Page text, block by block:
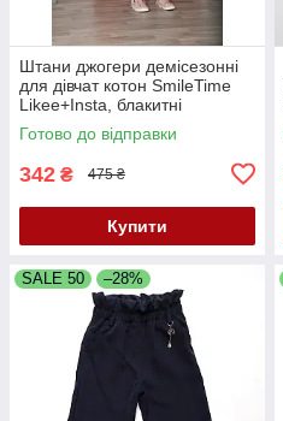
Штани джогери демісезонні
для дівчат котон SmileTime
Likee+Insta, блакитні
Готово до відправки
342 ₴ 475 ₴
Купити
SALE 50 –28%